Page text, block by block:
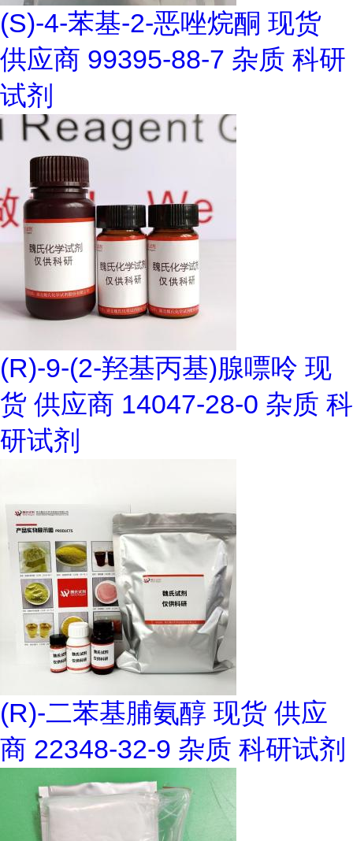
(S)-4-苯基-2-恶唑烷酮 现货
供应商 99395-88-7 杂质 科研
试剂
(R)-9-(2-羟基丙基)腺嘌呤 现
货 供应商 14047-28-0 杂质 科
研试剂
(R)-二苯基脯氨醇 现货 供应
商 22348-32-9 杂质 科研试剂